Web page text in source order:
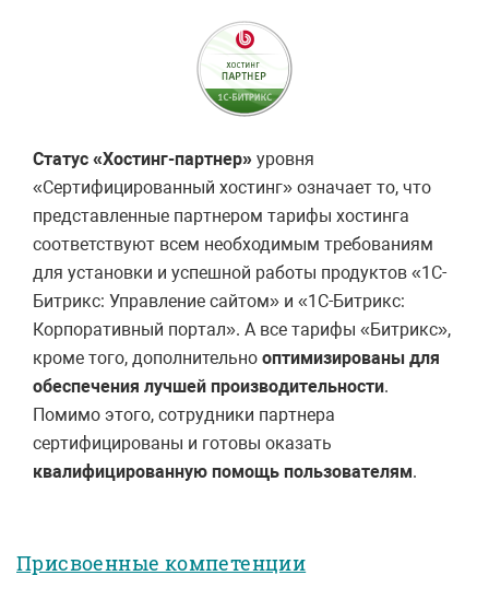
Статус «Хостинг-партнер» уровня
«Сертифицированный хостинг» означает то, что
представленные партнером тарифы хостинга
соответствуют всем необходимым требованиям
для установки и успешной работы продуктов «1С-
Битрикс: Управление сайтом» и «1С-Битрикс:
Корпоративный портал». А все тарифы «Битрикс»,
кроме того, дополнительно оптимизированы для
обеспечения лучшей производительности.
Помимо этого, сотрудники партнера
сертифицированы и готовы оказать
квалифицированную помощь пользователям.
Присвоенные компетенции